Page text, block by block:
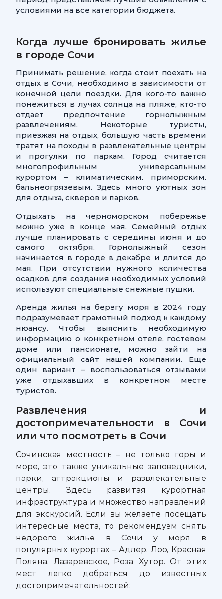
условиями на все категории бюджета.
Когда лучше бронировать жилье
в городе Сочи
Принимать решение, когда стоит поехать на
отдых в Сочи, необходимо в зависимости от
конечной цели поездки. Для кого-то важно
понежиться в лучах солнца на пляже, кто-то
отдает предпочтение горнолыжным
развлечениям. Некоторые туристы,
приезжая на отдых, большую часть времени
тратят на походы в развлекательные центры
и прогулки по паркам. Город считается
многопрофильным универсальным
курортом – климатическим, приморским,
бальнеогрязевым. Здесь много уютных зон
для отдыха, скверов и парков.
Отдыхать на черноморском побережье
можно уже в конце мая. Семейный отдых
лучше планировать с середины июня и до
самого октября. Горнолыжный сезон
начинается в городе в декабре и длится до
мая. При отсутствии нужного количества
осадков для создания необходимых условий
используют специальные снежные пушки.
Аренда жилья на берегу моря в 2024 году
подразумевает грамотный подход к каждому
нюансу. Чтобы выяснить необходимую
информацию о конкретном отеле, гостевом
доме или пансионате, можно зайти на
официальный сайт нашей компании. Еще
один вариант – воспользоваться отзывами
уже отдыхавших в конкретном месте
туристов.
Развлечения и
достопримечательности в Сочи
или что посмотреть в Сочи
Сочинская местность – не только горы и
море, это также уникальные заповедники,
парки, аттракционы и развлекательные
центры. Здесь развитая курортная
инфраструктура и множество направлений
для экскурсий. Если вы желаете посещать
интересные места, то рекомендуем снять
недорого жилье в Сочи у моря в
популярных курортах – Адлер, Лоо, Красная
Поляна, Лазаревское, Роза Хутор. От этих
мест легко добраться до известных
достопримечательностей: